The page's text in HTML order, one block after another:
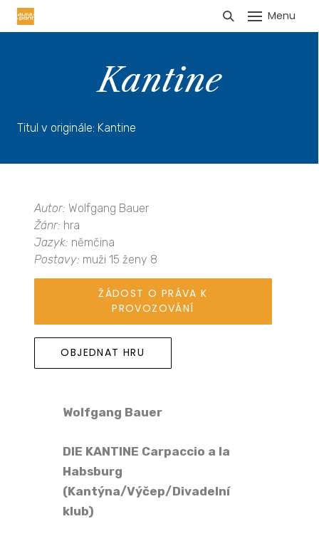
Menu
Kantine
Titul v originále: Kantine
Autor: Wolfgang Bauer
Žánr: hra
Jazyk: němčina
Postavy: muži 15 ženy 8
ŽÁDOST O PRÁVA K
PROVOZOVÁNÍ
OBJEDNAT HRU
Wolfgang Bauer
DIE KANTINE Carpaccio a la
Habsburg
(Kantýna/Výčep/Divadelní
klub)